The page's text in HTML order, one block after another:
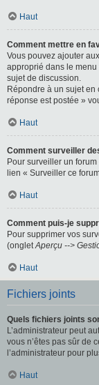
Haut
Comment mettre en
Vous pouvez ajouter
approprié dans le menu
sujet de discussion.
Répondre à un sujet en
réponse est postée »
Haut
Comment surveiller
Pour surveiller un
lien « Surveiller ce
Haut
Comment puis-je
Pour supprimer vos
(ongletAperçu -->
Haut
Fichiers joints
Quels fichiers joints
L’administrateur peut
vous n’êtes pas sûr de
l’administrateur pour
Haut